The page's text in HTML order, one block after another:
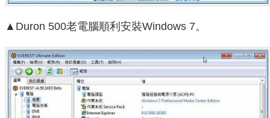
▲Duron 500老電腦順利安裝Windows 7。